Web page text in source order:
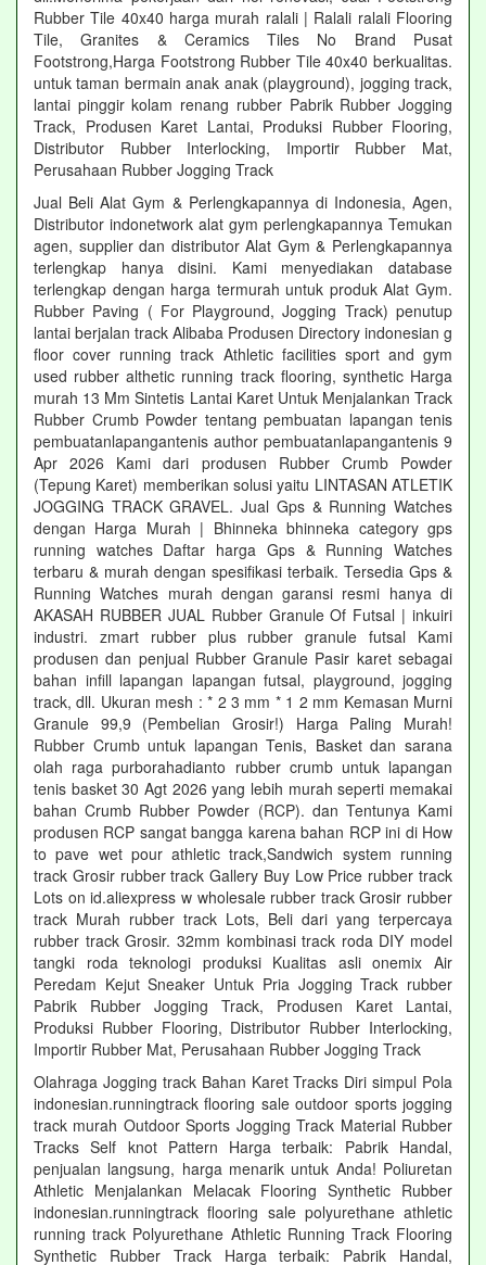
Rubber Tile 40x40 harga murah ralali | Ralali ralali Flooring
Tile, Granites & Ceramics Tiles No Brand Pusat
Footstrong,Harga Footstrong Rubber Tile 40x40 berkualitas.
untuk taman bermain anak anak (playground), jogging track,
lantai pinggir kolam renang rubber Pabrik Rubber Jogging
Track, Produsen Karet Lantai, Produksi Rubber Flooring,
Distributor Rubber Interlocking, Importir Rubber Mat,
Perusahaan Rubber Jogging Track
Jual Beli Alat Gym & Perlengkapannya di Indonesia, Agen,
Distributor indonetwork alat gym perlengkapannya Temukan
agen, supplier dan distributor Alat Gym & Perlengkapannya
terlengkap hanya disini. Kami menyediakan database
terlengkap dengan harga termurah untuk produk Alat Gym.
Rubber Paving ( For Playground, Jogging Track) penutup
lantai berjalan track Alibaba Produsen Directory indonesian g
floor cover running track Athletic facilities sport and gym
used rubber althetic running track flooring, synthetic Harga
murah 13 Mm Sintetis Lantai Karet Untuk Menjalankan Track
Rubber Crumb Powder tentang pembuatan lapangan tenis
pembuatanlapangantenis author pembuatanlapangantenis 9
Apr 2026 Kami dari produsen Rubber Crumb Powder
(Tepung Karet) memberikan solusi yaitu LINTASAN ATLETIK
JOGGING TRACK GRAVEL. Jual Gps & Running Watches
dengan Harga Murah | Bhinneka bhinneka category gps
running watches Daftar harga Gps & Running Watches
terbaru & murah dengan spesifikasi terbaik. Tersedia Gps &
Running Watches murah dengan garansi resmi hanya di
AKASAH RUBBER JUAL Rubber Granule Of Futsal | inkuiri
industri. zmart rubber plus rubber granule futsal Kami
produsen dan penjual Rubber Granule Pasir karet sebagai
bahan infill lapangan lapangan futsal, playground, jogging
track, dll. Ukuran mesh : * 2 3 mm * 1 2 mm Kemasan Murni
Granule 99,9 (Pembelian Grosir!) Harga Paling Murah!
Rubber Crumb untuk lapangan Tenis, Basket dan sarana
olah raga purborahadianto rubber crumb untuk lapangan
tenis basket 30 Agt 2026 yang lebih murah seperti memakai
bahan Crumb Rubber Powder (RCP). dan Tentunya Kami
produsen RCP sangat bangga karena bahan RCP ini di How
to pave wet pour athletic track,Sandwich system running
track Grosir rubber track Gallery Buy Low Price rubber track
Lots on id.aliexpress w wholesale rubber track Grosir rubber
track Murah rubber track Lots, Beli dari yang terpercaya
rubber track Grosir. 32mm kombinasi track roda DIY model
tangki roda teknologi produksi Kualitas asli onemix Air
Peredam Kejut Sneaker Untuk Pria Jogging Track rubber
Pabrik Rubber Jogging Track, Produsen Karet Lantai,
Produksi Rubber Flooring, Distributor Rubber Interlocking,
Importir Rubber Mat, Perusahaan Rubber Jogging Track
Olahraga Jogging track Bahan Karet Tracks Diri simpul Pola
indonesian.runningtrack flooring sale outdoor sports jogging
track murah Outdoor Sports Jogging Track Material Rubber
Tracks Self knot Pattern Harga terbaik: Pabrik Handal,
penjualan langsung, harga menarik untuk Anda! Poliuretan
Athletic Menjalankan Melacak Flooring Synthetic Rubber
indonesian.runningtrack flooring sale polyurethane athletic
running track Polyurethane Athletic Running Track Flooring
Synthetic Rubber Track Harga terbaik: Pabrik Handal,